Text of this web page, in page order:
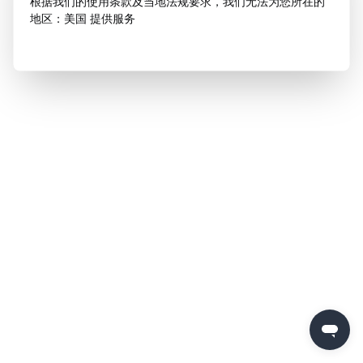
地区：美国 提供服务